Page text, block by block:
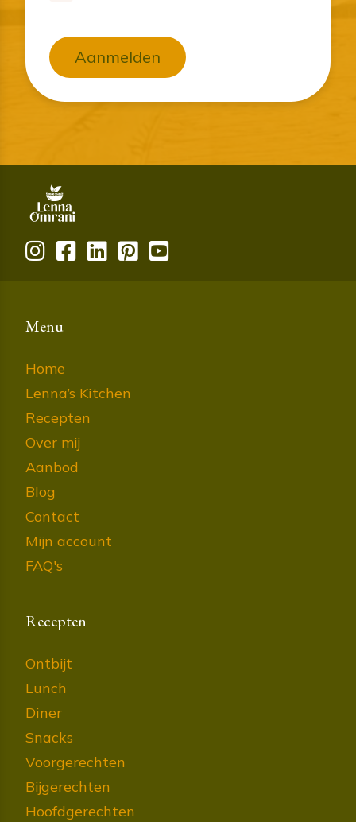
Aanmelden
Menu
Home
Lenna’s Kitchen
Recepten
Over mij
Aanbod
Blog
Contact
Mijn account
FAQ's
Recepten
Ontbijt
Lunch
Diner
Snacks
Voorgerechten
Bijgerechten
Hoofdgerechten